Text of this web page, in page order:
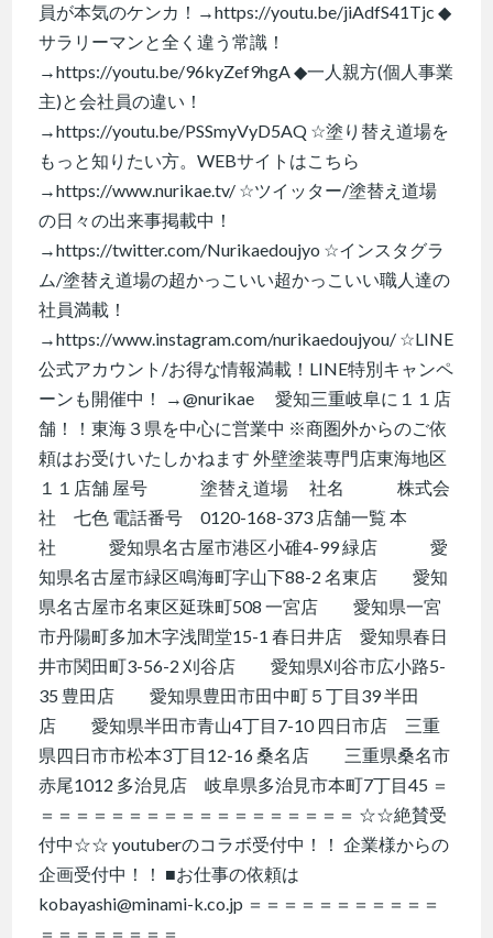
員が本気のケンカ！→https://youtu.be/jiAdfS41Tjc ◆
サラリーマンと全く違う常識！
→https://youtu.be/96kyZef9hgA ◆一人親方(個人事業
主)と会社員の違い！
→https://youtu.be/PSSmyVyD5AQ ☆塗り替え道場を
もっと知りたい方。WEBサイトはこちら
→https://www.nurikae.tv/ ☆ツイッター/塗替え道場
の日々の出来事掲載中！
→https://twitter.com/Nurikaedoujyo ☆インスタグラ
ム/塗替え道場の超かっこいい超かっこいい職人達の
社員満載！
→https://www.instagram.com/nurikaedoujyou/ ☆LINE
公式アカウント/お得な情報満載！LINE特別キャンペ
ーンも開催中！ →@nurikae 愛知三重岐阜に１１店
舗！！東海３県を中心に営業中 ※商圏外からのご依
頼はお受けいたしかねます 外壁塗装専門店東海地区
１１店舗 屋号 塗替え道場 社名 株式会
社 七色 電話番号 0120-168-373 店舗一覧 本
社 愛知県名古屋市港区小碓4-99 緑店 愛
知県名古屋市緑区鳴海町字山下88-2 名東店 愛知
県名古屋市名東区延珠町508 一宮店 愛知県一宮
市丹陽町多加木字浅間堂15-1 春日井店 愛知県春日
井市関田町3-56-2 刈谷店 愛知県刈谷市広小路5-
35 豊田店 愛知県豊田市田中町５丁目39 半田
店 愛知県半田市青山4丁目7-10 四日市店 三重
県四日市市松本3丁目12-16 桑名店 三重県桑名市
赤尾1012 多治見店 岐阜県多治見市本町7丁目45 ＝
＝＝＝＝＝＝＝＝＝＝＝＝＝＝＝＝＝＝ ☆☆絶賛受
付中☆☆ youtuberのコラボ受付中！！ 企業様からの
企画受付中！！ ■お仕事の依頼は
kobayashi@minami-k.co.jp ＝＝＝＝＝＝＝＝＝＝＝
＝＝＝＝＝＝＝＝